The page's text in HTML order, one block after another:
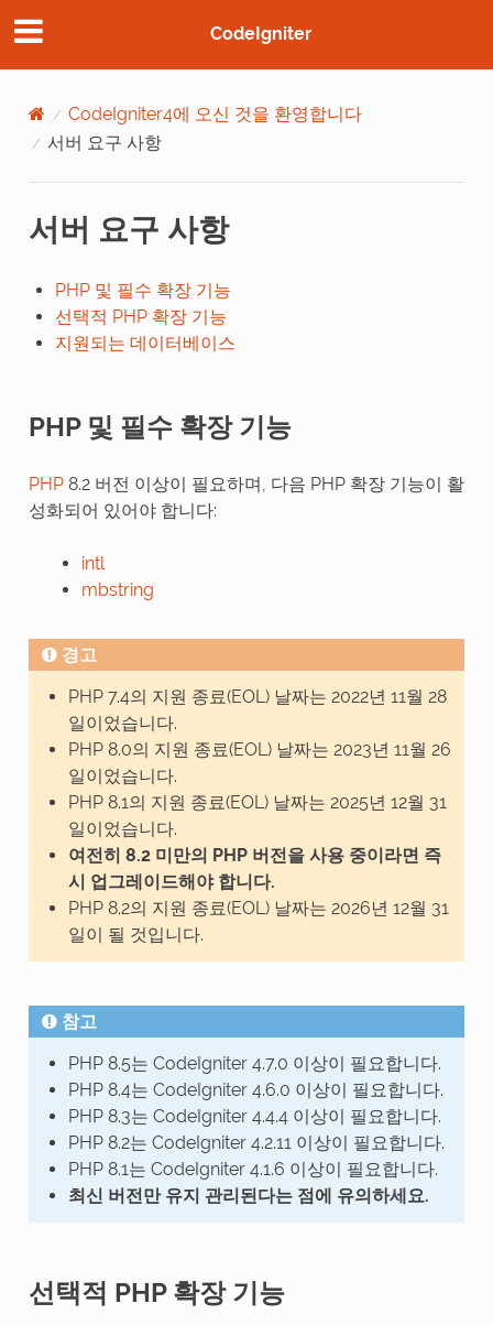
CodeIgniter
CodeIgniter4에 오신 것을 환영합니다
서버 요구 사항
서버 요구 사항
PHP 및 필수 확장 기능
선택적 PHP 확장 기능
지원되는 데이터베이스
PHP 및 필수 확장 기능
PHP8.2 버전 이상이 필요하며, 다음 PHP 확장 기능이 활
성화되어 있어야 합니다:
intl
mbstring
경고
PHP 7.4의 지원 종료(EOL) 날짜는 2022년 11월 28
일이었습니다.
PHP 8.0의 지원 종료(EOL) 날짜는 2023년 11월 26
일이었습니다.
PHP 8.1의 지원 종료(EOL) 날짜는 2025년 12월 31
일이었습니다.
여전히 8.2 미만의 PHP 버전을 사용 중이라면 즉
시 업그레이드해야 합니다.
PHP 8.2의 지원 종료(EOL) 날짜는 2026년 12월 31
일이 될 것입니다.
참고
PHP 8.5는 CodeIgniter 4.7.0 이상이 필요합니다.
PHP 8.4는 CodeIgniter 4.6.0 이상이 필요합니다.
PHP 8.3는 CodeIgniter 4.4.4 이상이 필요합니다.
PHP 8.2는 CodeIgniter 4.2.11 이상이 필요합니다.
PHP 8.1는 CodeIgniter 4.1.6 이상이 필요합니다.
최신 버전만 유지 관리된다는 점에 유의하세요.
선택적 PHP 확장 기능